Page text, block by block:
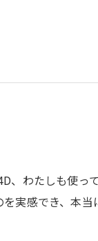
、わたしも使っ
実感でき、本